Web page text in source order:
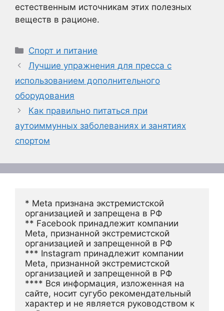
естественным источникам этих полезных
веществ в рационе.
Рубрики
Спорт и питание
Лучшие упражнения для пресса с
использованием дополнительного
оборудования
Как правильно питаться при
аутоиммунных заболеваниях и занятиях
спортом
* Meta признана экстремистской
организацией и запрещена в РФ
** Facebook принадлежит компании
Meta, признанной экстремистской
организацией и запрещенной в РФ
*** Instagram принадлежит компании
Meta, признанной экстремистской
организацией и запрещенной в РФ
**** Вся информация, изложенная на
сайте, носит сугубо рекомендательный
характер и не является руководством к